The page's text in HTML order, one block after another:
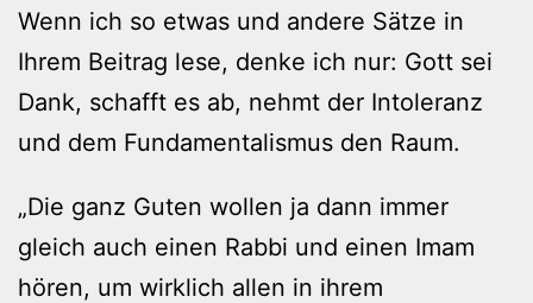
Wenn ich so etwas und andere Sätze in
Ihrem Beitrag lese, denke ich nur: Gott sei
Dank, schafft es ab, nehmt der Intoleranz
und dem Fundamentalismus den Raum.
„Die ganz Guten wollen ja dann immer
gleich auch einen Rabbi und einen Imam
hören, um wirklich allen in ihrem